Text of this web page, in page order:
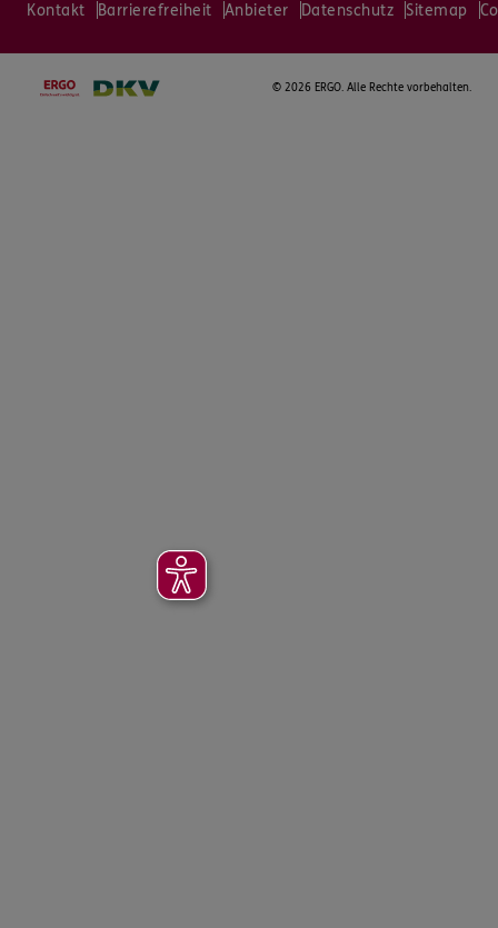
Kontakt Barrierefreiheit Anbieter Datenschutz Sitemap
© 2026 ERGO. Alle Rechte vorbehalten.